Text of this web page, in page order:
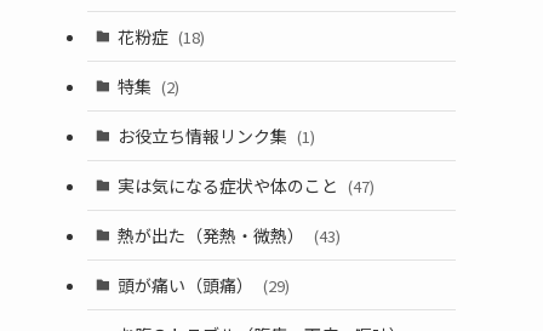
花粉症 (18)
特集 (2)
お役立ち情報リンク集 (1)
実は気になる症状や体のこと (47)
熱が出た（発熱・微熱） (43)
頭が痛い（頭痛） (29)